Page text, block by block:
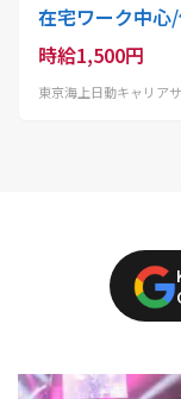
在宅ワーク中
時給1,500円
東京海上日動キャリア